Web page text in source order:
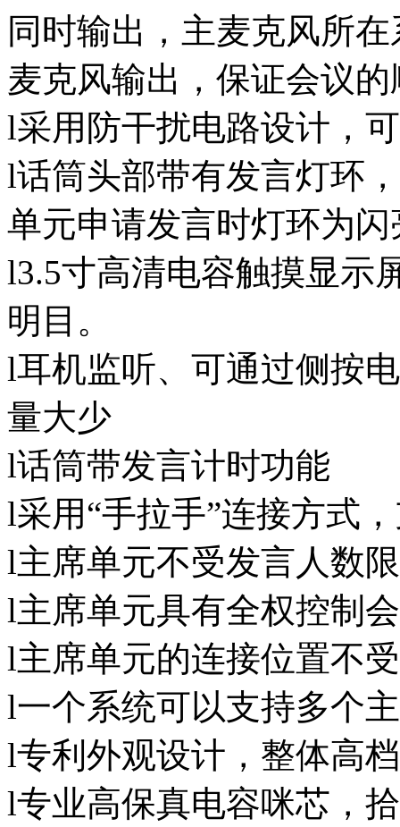
同时输出，主麦克风所
麦克风输出，保证会议
l采用防干扰电路设计，
l话筒头部带有发言灯环
单元申请发言时灯环为闪
l3.5寸高清电容触摸显示
明目。
l耳机监听、可通过侧按
量大少
l话筒带发言计时功能
l采用“手拉手”连接方式
l主席单元不受发言人数
l主席单元具有全权控制
l主席单元的连接位置不
l一个系统可以支持多个
l专利外观设计，整体高
l专业高保真电容咪芯，